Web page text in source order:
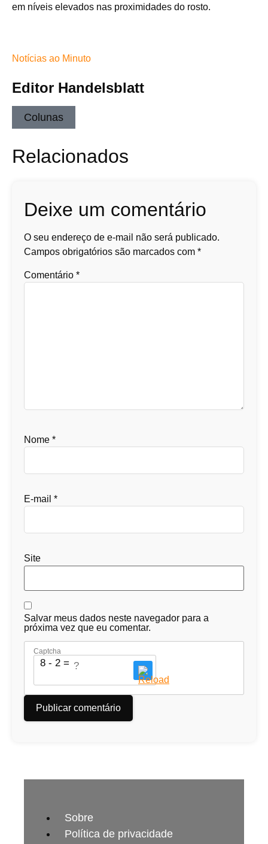
em níveis elevados nas proximidades do rosto.
Notícias ao Minuto
Editor Handelsblatt
Colunas
Relacionados
Deixe um comentário
O seu endereço de e-mail não será publicado.
Campos obrigatórios são marcados com *
Comentário *
Nome *
E-mail *
Site
Salvar meus dados neste navegador para a
próxima vez que eu comentar.
Captcha
8 - 2 = ?
Sobre
Política de privacidade